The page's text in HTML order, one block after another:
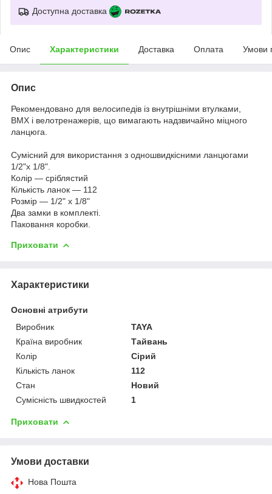
Доступна доставка
Опис Характеристики Доставка Оплата Умови
Опис
Рекомендовано для велосипедів із внутрішніми втулками,
BMX і велотренажерів, що вимагають надзвичайно міцного
ланцюга.
Сумісний для використання з одношвидкісними ланцюгами
1/2"x 1/8".
Колір — сріблястий
Кількість ланок — 112
Розмір — 1/2" x 1/8"
Два замки в комплекті.
Паковання коробки.
Приховати
Характеристики
Основні атрибути
Виробник
TAYA
Країна виробник
Тайвань
Колір
Сірий
Кількість ланок
112
Стан
Новий
Сумісність швидкостей
1
Приховати
Умови доставки
Нова Пошта